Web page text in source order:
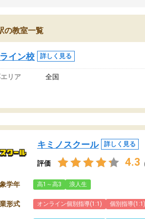
ラインツールを使用した単語帳の共有があ
題もそちらで出される形でした。
月で担当講師の方がお辞めになると言う事で
変更の申し出があり、あまりに短期での変
った為、塾に通う事にして退会しました。
も取り戻せ、授業内容や講師の方は良かっ
ま
の教室一覧
イン校 詳しく見る
リア 全国
キミノスクール 詳しく見る
評価 4.3
学年 高1～高3 浪人生
形式 オンライン個別指導(1:1) 個別指導(1:1)